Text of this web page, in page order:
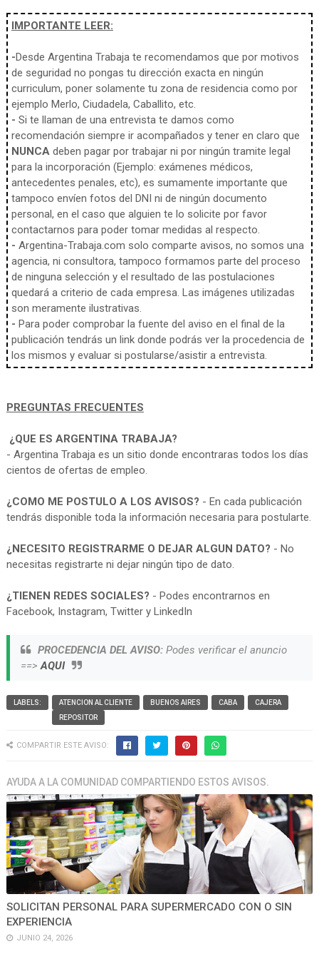
IMPORTANTE LEER:
-Desde Argentina Trabaja te recomendamos que por motivos
de seguridad no pongas tu dirección exacta en ningún
curriculum, poner solamente tu zona de residencia como por
ejemplo Merlo, Ciudadela, Caballito, etc.
- Si te llaman de una entrevista te damos como
recomendación siempre ir acompañados y tener en claro que
NUNCAdeben pagar por trabajar ni por ningún tramite legal
para la incorporación (Ejemplo: exámenes médicos,
antecedentes penales, etc), es sumamente importante que
tampoco envíen fotos del DNI ni de ningún documento
personal, en el caso que alguien te lo solicite por favor
contactarnos para poder tomar medidas al respecto.
- Argentina-Trabaja.com solo comparte avisos, no somos una
agencia, ni consultora, tampoco formamos parte del proceso
de ninguna selección y el resultado de las postulaciones
quedará a criterio de cada empresa. Las imágenes utilizadas
son meramente ilustrativas.
- Para poder comprobar la fuente del aviso en el final de la
publicación tendrás un link donde podrás ver la procedencia de
los mismos y evaluar si postularse/asistir a entrevista.
PREGUNTAS FRECUENTES
¿QUE ES ARGENTINA TRABAJA?
- Argentina Trabaja es un sitio donde encontraras todos los días
cientos de ofertas de empleo.
¿COMO ME POSTULO A LOS AVISOS? - En cada publicación
tendrás disponible toda la información necesaria para postularte.
¿NECESITO REGISTRARME O DEJAR ALGUN DATO? - No
necesitas registrarte ni dejar ningún tipo de dato.
¿TIENEN REDES SOCIALES? - Podes encontrarnos en
Facebook, Instagram, Twitter y LinkedIn
PROCEDENCIA DEL AVISO:Podes verificar el anuncio
==>AQUI
LABELS: ATENCION AL CLIENTE BUENOS AIRES CABA
CAJERA
REPOSITOR
COMPARTIR ESTE AVISO:
AYUDA A LA COMUNIDAD COMPARTIENDO ESTOS AVISOS.
SOLICITAN PERSONAL PARA SUPERMERCADO CON O SIN
EXPERIENCIA
JUNIO 24, 2026